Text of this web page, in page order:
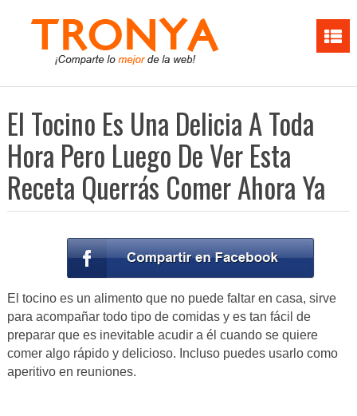
El Tocino Es Una Delicia A Toda
Hora Pero Luego De Ver Esta
Receta Querrás Comer Ahora Ya
El tocino es un alimento que no puede faltar en casa, sirve
para acompañar todo tipo de comidas y es tan fácil de
preparar que es inevitable acudir a él cuando se quiere
comer algo rápido y delicioso. Incluso puedes usarlo como
aperitivo en reuniones.